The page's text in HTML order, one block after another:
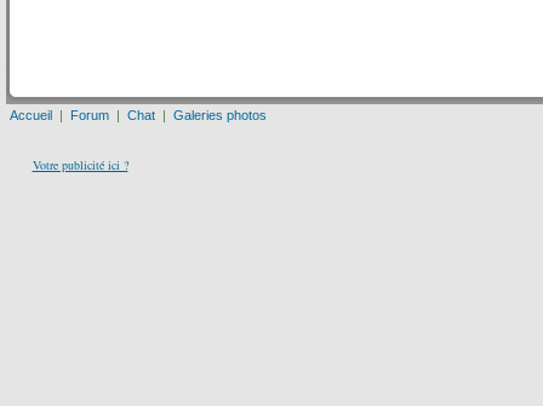
Accueil | Forum | Chat | Galeries photos
Votre publicité ici ?